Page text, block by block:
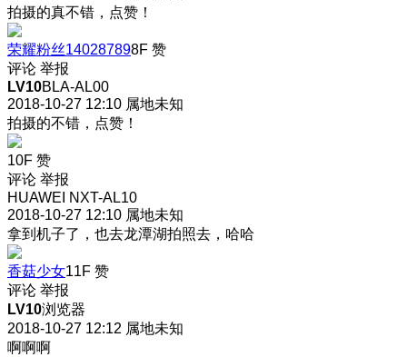
拍摄的真不错，点赞！
荣耀粉丝140287898F 赞
评论 举报
LV10BLA-AL00
2018-10-27 12:10 属地未知
拍摄的不错，点赞！
10F 赞
评论 举报
HUAWEI NXT-AL10
2018-10-27 12:10 属地未知
拿到机子了，也去龙潭湖拍照去，哈哈
香菇少女11F 赞
评论 举报
LV10浏览器
2018-10-27 12:12 属地未知
啊啊啊